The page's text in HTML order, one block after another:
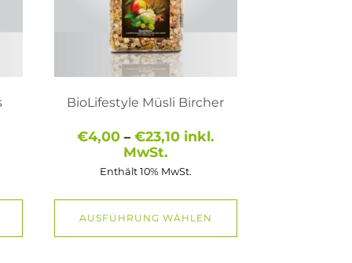
BioLifestyle Müsli Bircher
€4,00 – €23,10Preisspanne:
€23,10
inkl.
MwSt.
Enthält 10% MwSt.
AUSFÜHRUNG WÄHLEN
Produktseite